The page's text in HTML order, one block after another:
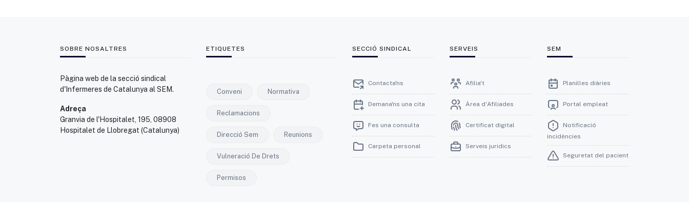
SOBRE NOSALTRES
Pàgina web de la secció sindical
d'Infermeres de Catalunya al SEM.
Adreça
Granvia de l'Hospitalet, 195, 08908
Hospitalet de Llobregat (Catalunya)
ETIQUETES
Conveni Normativa
Reclamacions
Direcció Sem Reunions
Vulneració De Drets
Permisos
SECCIÓ SINDICAL
Contacta'ns
Demana'ns una cita
Fes una consulta
Carpeta personal
SERVEIS
Afilia't
Àrea d'Afiliades
Certificat digital
Serveis juridics
SEM
Planilles diàries
Portal empleat
Notificació
incidències
Seguretat del pacient